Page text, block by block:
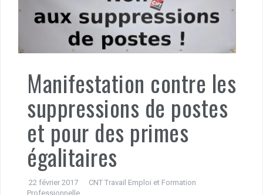
Manifestation contre les
suppressions de postes
et pour des primes
égalitaires
22 février 2017
CNT Travail Emploi et Formation
Professionnelle